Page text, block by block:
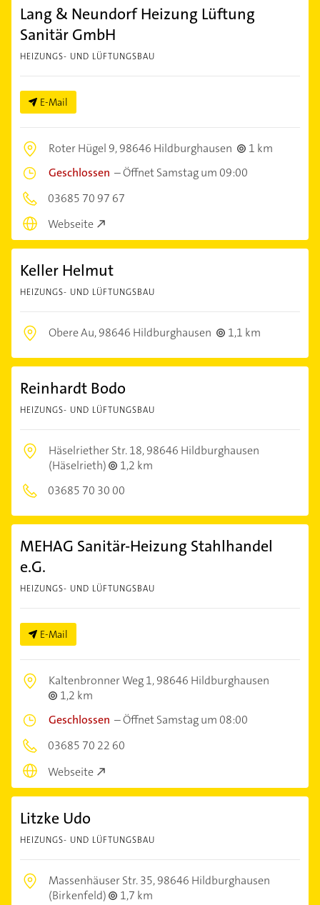
Lang & Neundorf Heizung Lüftung
Sanitär GmbH
HEIZUNGS- UND LÜFTUNGSBAU
E-Mail
Roter Hügel 9,98646 Hildburghausen
1 km
Geschlossen –Öffnet Samstag um 09:00
03685 70 97 67
Webseite
Keller Helmut
HEIZUNGS- UND LÜFTUNGSBAU
Obere Au,98646 Hildburghausen 1,1 km
Reinhardt Bodo
HEIZUNGS- UND LÜFTUNGSBAU
Häselriether Str. 18,98646 Hildburghausen
(Häselrieth)
1,2 km
03685 70 30 00
MEHAG Sanitär-Heizung Stahlhandel
e.G.
HEIZUNGS- UND LÜFTUNGSBAU
E-Mail
Kaltenbronner Weg 1,98646 Hildburghausen
1,2 km
Geschlossen –Öffnet Samstag um 08:00
03685 70 22 60
Webseite
Litzke Udo
HEIZUNGS- UND LÜFTUNGSBAU
Massenhäuser Str. 35,98646 Hildburghausen
(Birkenfeld)
1,7 km